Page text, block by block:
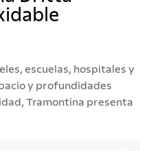
escuelas, hospitales y
y profundidades
Tramontina presenta